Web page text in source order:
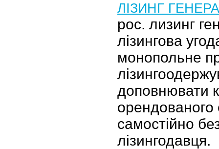
ЛІЗИНГ
рос. лизинг
лізингова
монопольне
доповнювати
самостійно
лізингодавця.